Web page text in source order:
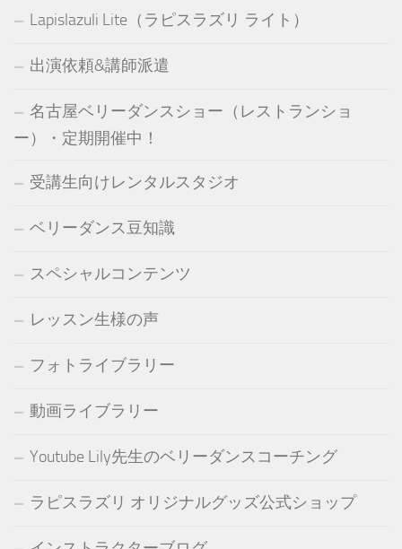
Lapislazuli Lite（ラピスラズリ ライト）
出演依頼&講師派遣
名古屋ベリーダンスショー（レストランショ
ー）・定期開催中！
受講生向けレンタルスタジオ
ベリーダンス豆知識
スペシャルコンテンツ
レッスン生様の声
フォトライブラリー
動画ライブラリー
Youtube Lily先生のベリーダンスコーチング
ラピスラズリ オリジナルグッズ公式ショップ